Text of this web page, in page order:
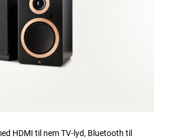
HDMI til nem TV-lyd, Bluetooth til